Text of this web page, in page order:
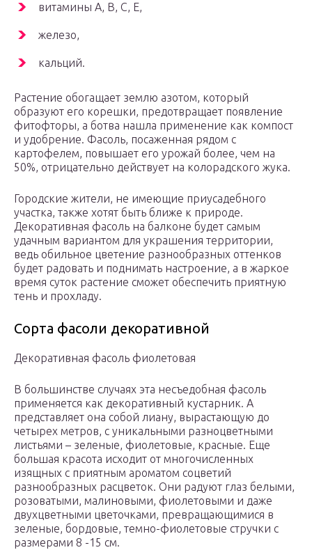
витамины А, В, С, Е,
железо,
кальций.
Растение обогащает землю азотом, который
образуют его корешки, предотвращает появление
фитофторы, а ботва нашла применение как компост
и удобрение. Фасоль, посаженная рядом с
картофелем, повышает его урожай более, чем на
50%, отрицательно действует на колорадского жука.
Городские жители, не имеющие приусадебного
участка, также хотят быть ближе к природе.
Декоративная фасоль на балконе будет самым
удачным вариантом для украшения территории,
ведь обильное цветение разнообразных оттенков
будет радовать и поднимать настроение, а в жаркое
время суток растение сможет обеспечить приятную
тень и прохладу.
Сорта фасоли декоративной
Декоративная фасоль фиолетовая
В большинстве случаях эта несъедобная фасоль
применяется как декоративный кустарник. А
представляет она собой лиану, вырастающую до
четырех метров, с уникальными разноцветными
листьями – зеленые, фиолетовые, красные. Еще
большая красота исходит от многочисленных
изящных с приятным ароматом соцветий
разнообразных расцветок. Они радуют глаз белыми,
розоватыми, малиновыми, фиолетовыми и даже
двухцветными цветочками, превращающимися в
зеленые, бордовые, темно-фиолетовые стручки с
размерами 8 -15 см.